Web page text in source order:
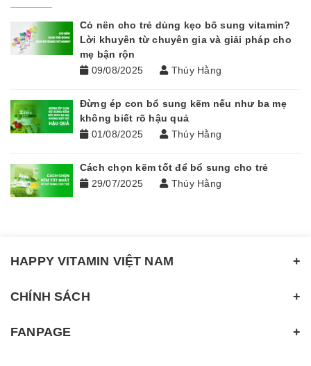
Có nên cho trẻ dùng kẹo bổ sung vitamin?
Lời khuyên từ chuyên gia và giải pháp cho
mẹ bận rộn
09/08/2025
Thúy Hằng
Đừng ép con bổ sung kẽm nếu như ba mẹ
không biết rõ hậu quả
01/08/2025
Thúy Hằng
Cách chọn kẽm tốt để bổ sung cho trẻ
29/07/2025
Thúy Hằng
HAPPY VITAMIN VIỆT NAM
CHÍNH SÁCH
FANPAGE